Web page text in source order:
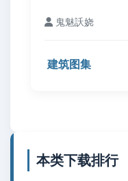
鬼魅訞娆
建筑图集
本类下载排行